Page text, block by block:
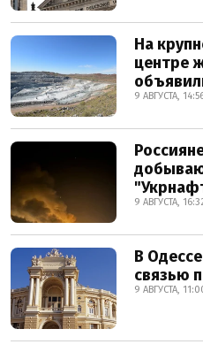
На
центре
9 АВГУСТА,
9 АВГУСТА,
В
связью
9 АВГУСТА,